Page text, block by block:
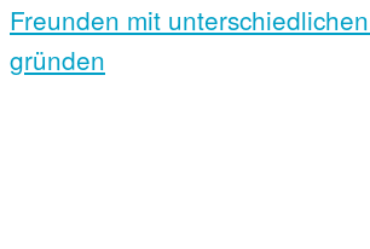
Freunden mit
gründen